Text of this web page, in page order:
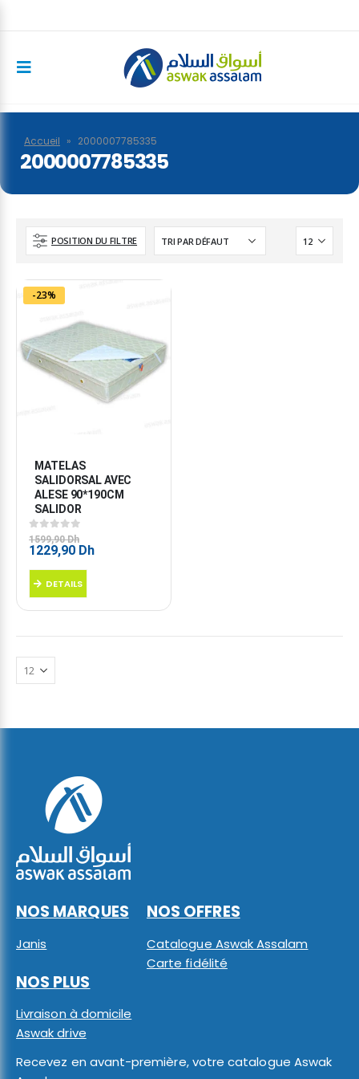
Accueil » 2000007785335
2000007785335
POSITION DU FILTRE
-23%
MATELAS
SALIDORSAL AVEC
ALESE 90*190CM
SALIDOR
0 sur 5
1599,90Dh
Le
initial
était :
1599,90 Dh.
1229,90 DhLe
DETAILS
NOS MARQUES
Janis
NOS OFFRES
Catalogue Aswak Assalam
Carte fidélité
NOS PLUS
Livraison à domicile
Aswak drive
Recevez en avant-première, votre catalogue Aswak